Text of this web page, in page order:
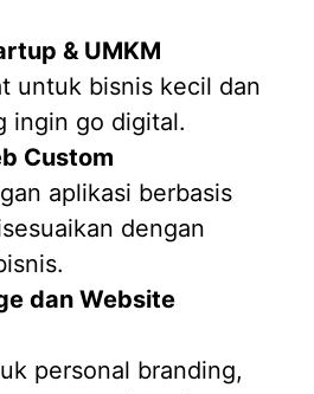
& UMKM
untuk bisnis kecil dan
ingin go digital.
Custom
aplikasi berbasis
dengan
dan Website
personal branding,